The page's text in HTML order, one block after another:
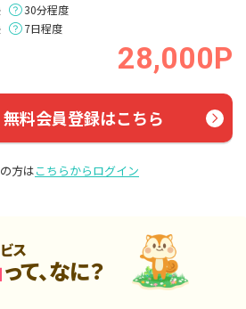
30分程度
7日程度
28,000P
料会員登録はこちら
方はこちらからログイン
ス
って、なに？